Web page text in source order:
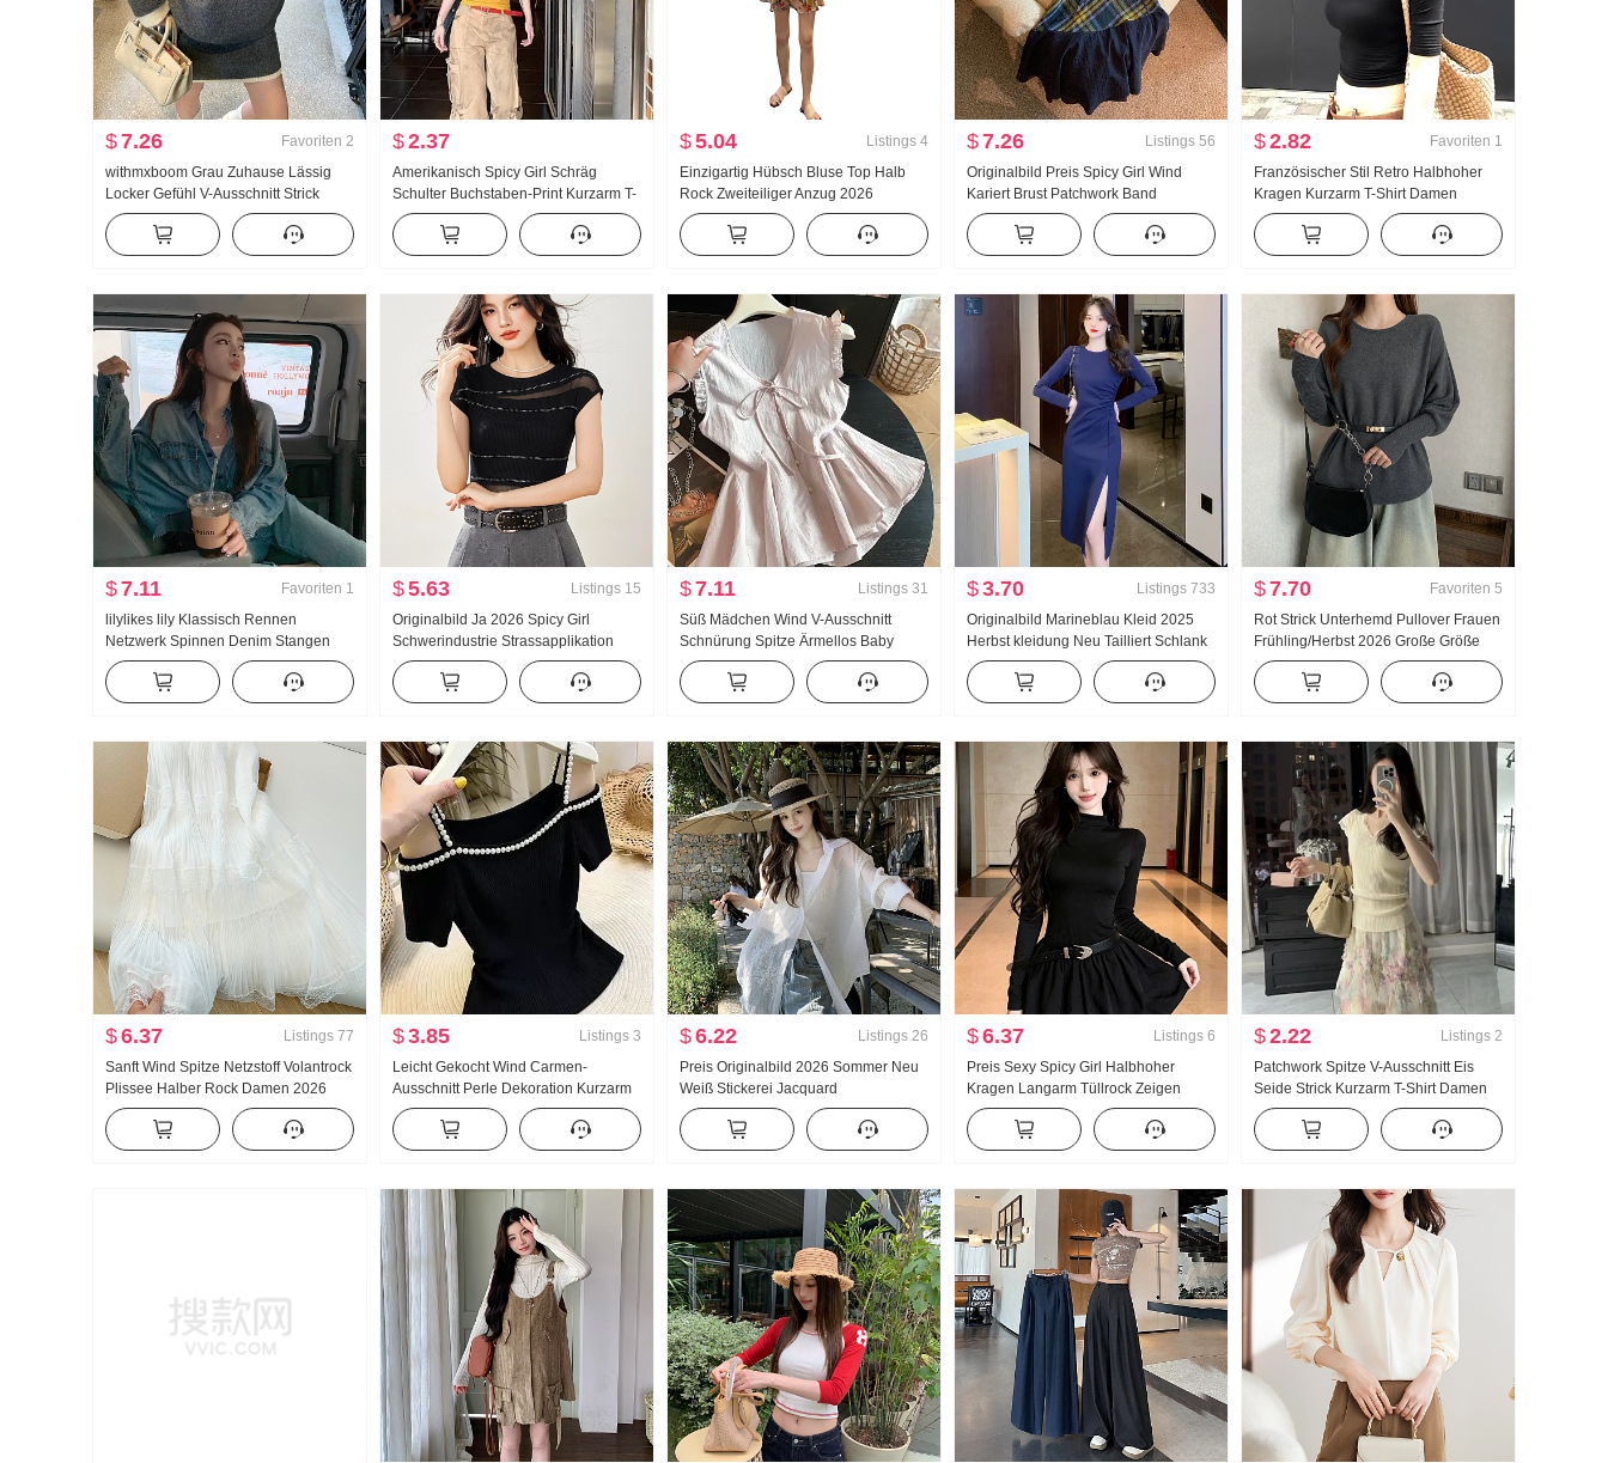
$7.26 Favoriten 2
withmxboom Grau Zuhause Lässig
Locker Gefühl V-Ausschnitt Strick
pullover Halber Rock Zweiteiliges Set
Winter Anzug Damen
$2.37
Amerikanisch Spicy Girl Schräg
Schulter Buchstaben-Print Kurzarm T-
Shirt Damen
$5.04 Listings 4
Einzigartig Hübsch Bluse Top Halb
Rock Zweiteiliger Anzug 2026
Sommer Neu Dieses Jahr Pop
Explosiver Stil Damen bekleidung
$7.26 Listings 56
Originalbild Preis Spicy Girl Wind
Kariert Brust Patchwork Band
Hypotenuse Saum Träger Kleid Top
$2.82 Favoriten 1
Französischer Stil Retro Halbhoher
Kragen Kurzarm T-Shirt Damen
Frühherbst Kurz Schlank Vielseitig
kombinierbar Schlank Charme
Freizeit Spicy Girl Top
$7.11 Favoriten 1
lilylikes lily Klassisch Rennen
Netzwerk Spinnen Denim Stangen
Qualität Außerhalb Kiefer Innerhalb
Ziemlich Denim Hemd
$5.63 Listings 15
Originalbild Ja 2026 Spicy Girl
Schwerindustrie Strassapplikation
Strick Kurzarm T-Shirt Damen Neu
Schlank Design Gefühl Top
$7.11 Listings 31
Süß Mädchen Wind V-Ausschnitt
Schnürung Spitze Ärmellos Baby
hemd Damen Sommer Design Gefühl
Locker Ein Wort Lotus blatt Rock
Weste
$3.70 Listings 733
Originalbild Marineblau Kleid 2025
Herbst kleidung Neu Tailliert Schlank
Charme Göttin Fan Langarm Geteilter
Rock
$7.70 Favoriten 5
Rot Strick Unterhemd Pullover Frauen
Frühling/Herbst 2026 Große Größe
Fett mm Mittellang Schnürung Tailliert
Abdeckung Bauch Top
$6.37 Listings 77
Sanft Wind Spitze Netzstoff Volantrock
Plissee Halber Rock Damen 2026
Frühling/Sommer Vielseitig
kombinierbar Schlank Ein Wort
Großes Pendel Maxikleid
$3.85 Listings 3
Leicht Gekocht Wind Carmen-
Ausschnitt Perle Dekoration Kurzarm
Strickpullover Damen Sommer Petite
Schlank Schlank Schulterfrei Top t
$6.22 Listings 26
Preis Originalbild 2026 Sommer Neu
Weiß Stickerei Jacquard
Sonnenschutz Hemd Frauen dünne
Ausführung Locker Vielseitig
kombinierbar Top
$6.37 Listings 6
Preis Sexy Spicy Girl Halbhoher
Kragen Langarm Tüllrock Zeigen
Lange Beine Blütenknospen Minirock
Zeigen Figur Tailliert Kleid
$2.22 Listings 2
Patchwork Spitze V-Ausschnitt Eis
Seide Strick Kurzarm T-Shirt Damen
Sommer dünne Ausführung Außerhalb
Nehmen Schlank Schlank Einzigartig
Hübsch Top